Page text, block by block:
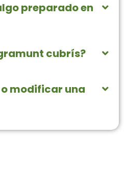
preparado en
cubrís?
modificar una